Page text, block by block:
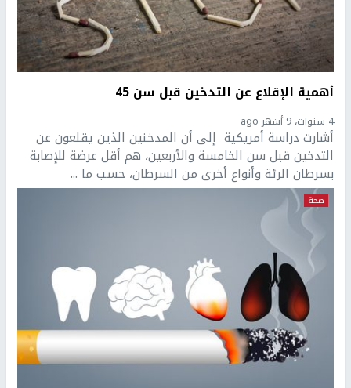
أهمية الإقلاع عن التدخين قبل سن 45
4 سنوات، 9 أشهر ago
أشارت دراسة أمريكية إلى أن المدخنين الذين يقلعون عن
التدخين قبل سن الخامسة والأربعين، هم أقل عرضة للإصابة
بسرطان الرئة وأنواع أخرى من السرطان، حسب ما ...
صحة